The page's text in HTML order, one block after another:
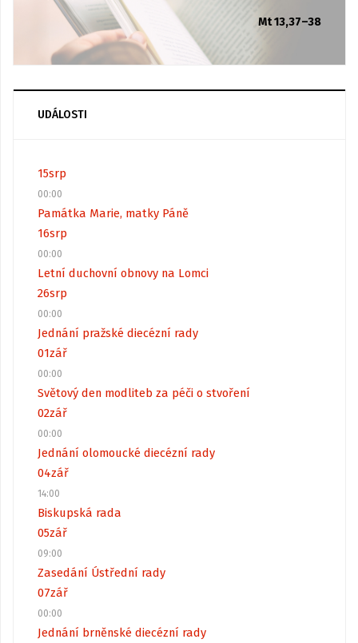
Mt 13,37–38
UDÁLOSTI
15srp
00:00
Památka Marie, matky Páně
16srp
00:00
Letní duchovní obnovy na Lomci
26srp
00:00
Jednání pražské diecézní rady
01zář
00:00
Světový den modliteb za péči o stvoření
02zář
00:00
Jednání olomoucké diecézní rady
04zář
14:00
Biskupská rada
05zář
09:00
Zasedání Ústřední rady
07zář
00:00
Jednání brněnské diecézní rady